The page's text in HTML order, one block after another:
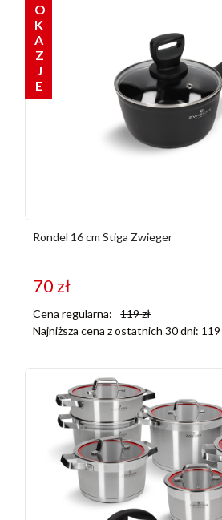
OKAZJE
Rondel 16 cm Stiga Zwieger
70zł
Cena regularna: 119zł
Najniższa cena z ostatnich 30 dni: 119